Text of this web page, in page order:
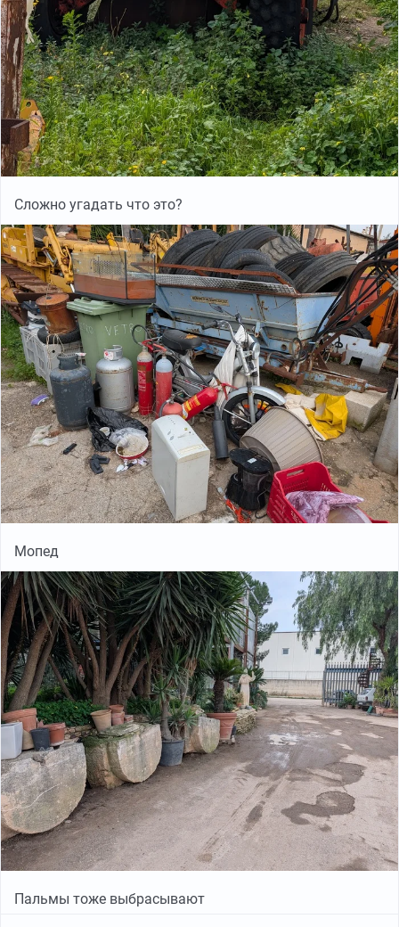
Сложно угадать что это?
Мопед
Пальмы тоже выбрасывают